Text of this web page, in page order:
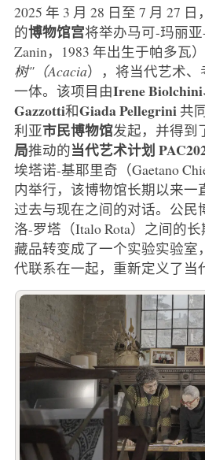
2025 年 3 月 28 日至 7 月 27 日
的博物馆宫将举办马可-玛丽
Zanin，1983 年出生于帕多瓦
树"（Acacia），将当代艺术
一体。该项目由IreneBiolchini
Gazzotti和GiadaPellegrini共
利亚市民博物馆发起，并得到
局推动的当代艺术计划
埃塔诺-基耶里奇（Gaetano
内举行，该博物馆长期以来一
过去与现在之间的对话。公民
洛-罗塔（Italo Rota）之间的
藏品转变成了一个实验实验室
代联系在一起，重新定义了当